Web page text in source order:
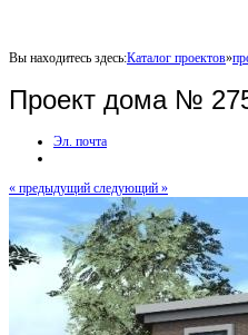
Вы находитесь здесь:Каталог проектов»
Проект дома №
Эл. почта
« предыдущий следующий »